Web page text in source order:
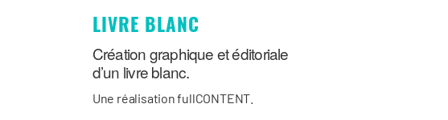
LIVRE BLANC
Création graphique et éditoriale
d’un livre blanc.
Une réalisation fullCONTENT.